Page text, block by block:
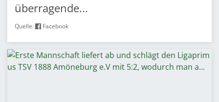
überragende...
Quelle: Facebook